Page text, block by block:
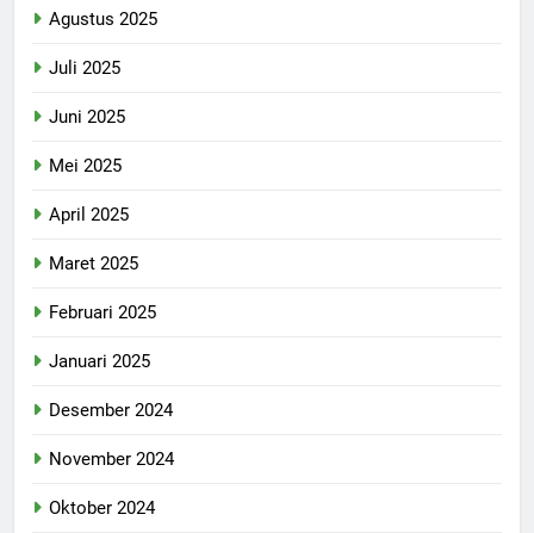
Agustus 2025
Juli 2025
Juni 2025
Mei 2025
April 2025
Maret 2025
Februari 2025
Januari 2025
Desember 2024
November 2024
Oktober 2024